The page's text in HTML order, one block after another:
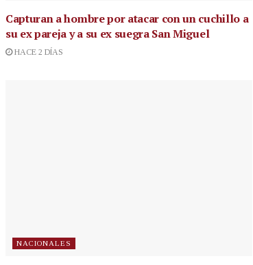
Capturan a hombre por atacar con un cuchillo a
su ex pareja y a su ex suegra San Miguel
HACE 2 DÍAS
NACIONALES